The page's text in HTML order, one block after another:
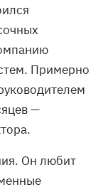
Примерно
—
Он любит